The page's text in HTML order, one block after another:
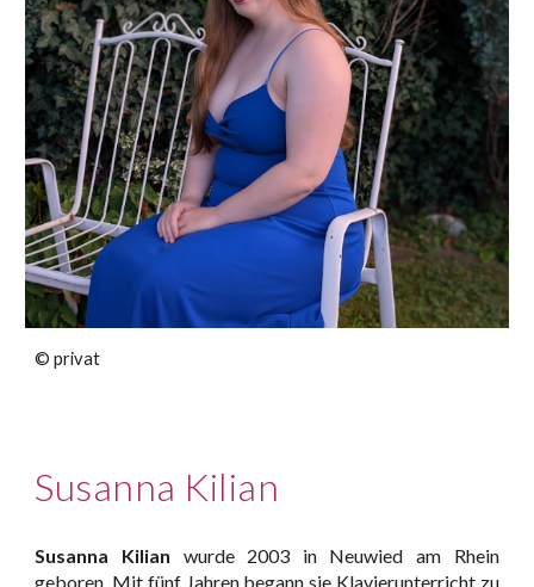
©privat
Susanna Kilian
Susanna Kilian wurde 2003 in Neuwied am Rhein
geboren. Mit fünf Jahren begann sie Klavierunterricht zu